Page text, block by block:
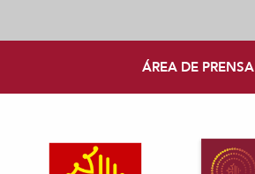
ÁREA DE PRENSA